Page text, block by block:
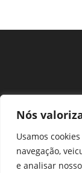
Nós
Usamos
navegação,
e analisar